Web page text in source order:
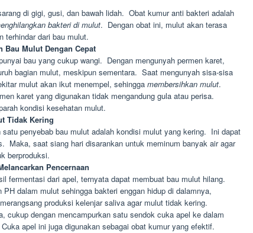
di gigi, gusi, dan bawah lidah. Obat kumur anti bakteri adalah
bakteri di mulut. Dengan obat ini, mulut akan terasa
terhindar dari bau mulut.
Bau Mulut Dengan Cepat
bau yang cukup wangi. Dengan mengunyah permen karet,
bagian mulut, meskipun sementara. Saat mengunyah sisa-sisa
mulut akan ikut menempel, sehingga membersihkan mulut.
karet yang digunakan tidak mengandung gula atau perisa.
kondisi kesehatan mulut.
Tidak Kering
penyebab bau mulut adalah kondisi mulut yang kering. Ini dapat
Maka, saat siang hari disarankan untuk meminum banyak air agar
berproduksi.
Pencernaan
fermentasi dari apel, ternyata dapat membuat bau mulut hilang.
dalam mulut sehingga bakteri enggan hidup di dalamnya,
produksi kelenjar saliva agar mulut tidak kering.
cukup dengan mencampurkan satu sendok cuka apel ke dalam
apel ini juga digunakan sebagai obat kumur yang efektif.